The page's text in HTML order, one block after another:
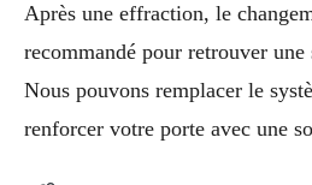
Après une effraction, le
recommandé pour retrouver
Nous pouvons remplacer le
renforcer votre porte avec une